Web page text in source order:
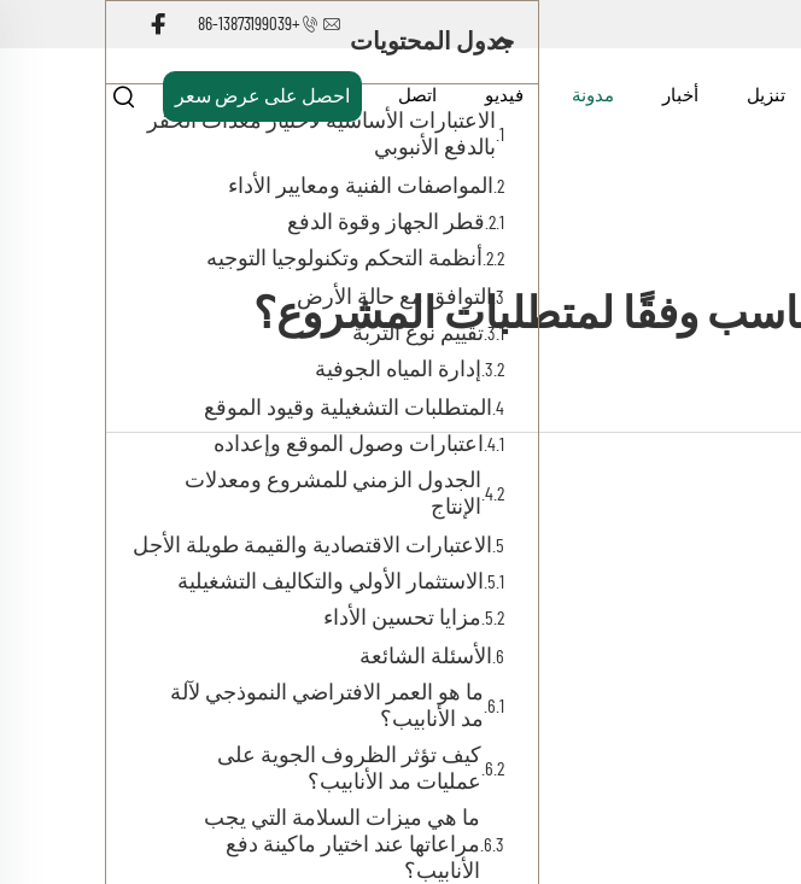
+86-13873199039
تنزيل أخبار مدونة فيديو اتصل احصل على عرض سعر
وفقًا لمتطلبات المشروع؟
جدول المحتويات
الاعتبارات الأساسية لاختيار معدات الحفر
بالدفع الأنبوبي
المواصفات الفنية ومعايير الأداء
قطر الجهاز وقوة الدفع
أنظمة التحكم وتكنولوجيا التوجيه
التوافق مع حالة الأرض
تقييم نوع التربة
إدارة المياه الجوفية
المتطلبات التشغيلية وقيود الموقع
اعتبارات وصول الموقع وإعداده
الجدول الزمني للمشروع ومعدلات
الإنتاج
الاعتبارات الاقتصادية والقيمة طويلة الأجل
الاستثمار الأولي والتكاليف التشغيلية
مزايا تحسين الأداء
الأسئلة الشائعة
ما هو العمر الافتراضي النموذجي لآلة
مد الأنابيب؟
كيف تؤثر الظروف الجوية على
عمليات مد الأنابيب؟
ما هي ميزات السلامة التي يجب
مراعاتها عند اختيار ماكينة دفع
الأنابيب؟